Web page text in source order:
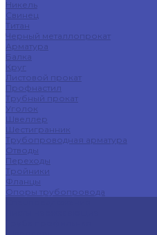
Никель
Свинец
Титан
Черный металлопрокат
Арматура
Балка
Круг
Листовой прокат
Профнастил
Трубный прокат
Уголок
Швеллер
Шестигранник
Трубопроводная арматура
Отводы
Переходы
Тройники
Фланцы
Опоры трубопровода